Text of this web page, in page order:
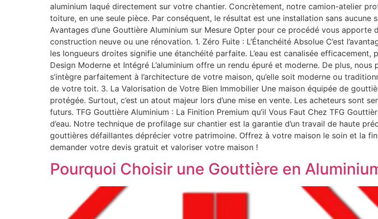
aluminium laqué directement sur votre chantier. Concrètement, notre camion-atelier
toiture, en une seule pièce. Par conséquent, le résultat est une installation sans aucune
Avantages d’une Gouttière Aluminium sur Mesure Opter pour ce procédé vous
construction neuve ou une rénovation. 1. Zéro Fuite : L’Étanchéité Absolue C’est
les longueurs droites signifie une étanchéité parfaite. L’eau est canalisée
Design Moderne et Intégré L’aluminium offre un rendu épuré et moderne. De plus,
s’intègre parfaitement à l’architecture de votre maison, qu’elle soit moderne ou
de votre toit. 3. La Valorisation de Votre Bien Immobilier Une maison équipée de
protégée. Surtout, c’est un atout majeur lors d’une mise en vente. Les acheteurs sont
futurs. TFG Gouttière Aluminium : La Finition Premium qu’il Vous Faut Chez TFG
d’eau. Notre technique de profilage sur chantier est la garantie d’un travail de haute
gouttières défaillantes déprécier votre patrimoine. Offrez à votre maison le soin et la
demander votre devis gratuit et valoriser votre maison !
Pourquoi Choisir une Gouttière en